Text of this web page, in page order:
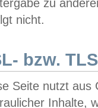
zu
nicht.
bzw.
Seite nutzt aus
Inhalte,